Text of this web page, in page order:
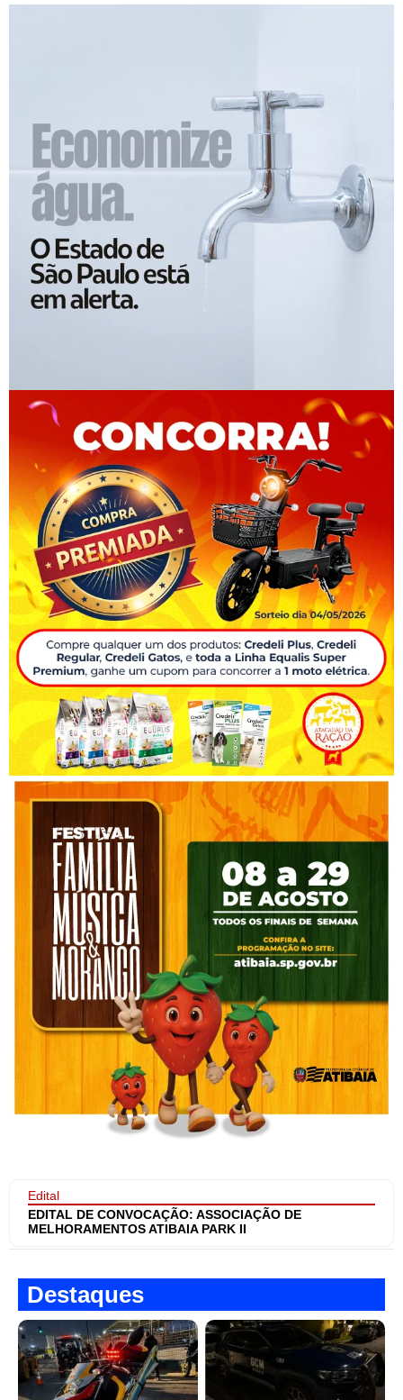
Edital
EDITAL DE CONVOCAÇÃO: ASSOCIAÇÃO DE
MELHORAMENTOS ATIBAIA PARK II
Destaques